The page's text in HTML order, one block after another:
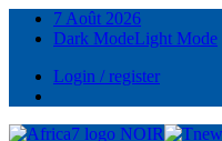
7 Août 2026
Dark ModeLight Mode
Login / register